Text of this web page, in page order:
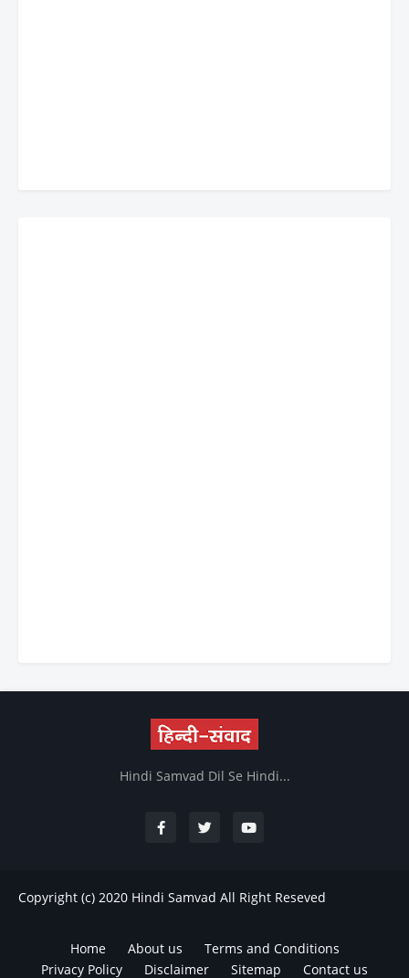
Hindi Samvad Dil Se Hindi...
Copyright (c) 2020 Hindi Samvad All Right Reseved
Home About us
Terms and Conditions
Privacy Policy
Disclaimer Sitemap Contact us